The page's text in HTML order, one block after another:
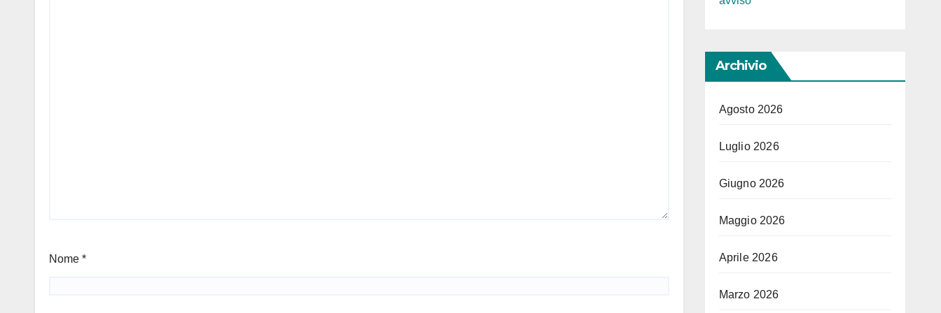
Nome *
Archivio
Agosto 2026
Luglio 2026
Giugno 2026
Maggio 2026
Aprile 2026
Marzo 2026